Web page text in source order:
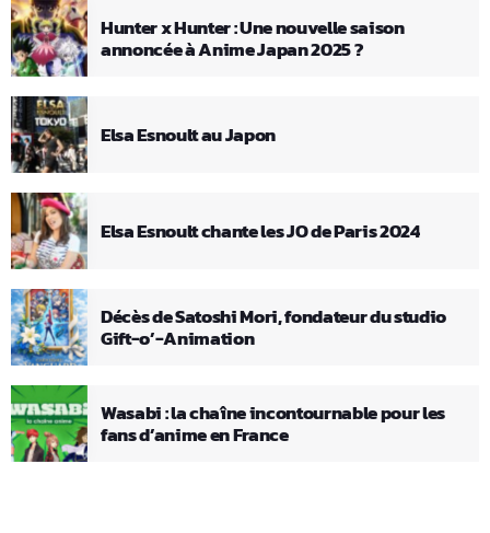
Hunter x Hunter : Une nouvelle saison
annoncée à Anime Japan 2025 ?
Elsa Esnoult au Japon
Elsa Esnoult chante les JO de Paris 2024
Décès de Satoshi Mori, fondateur du studio
Gift-o’-Animation
Wasabi : la chaîne incontournable pour les
fans d’anime en France